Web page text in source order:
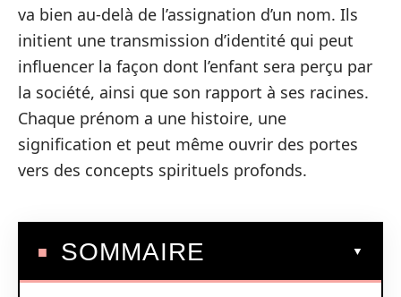
va bien au-delà de l’assignation d’un nom. Ils
initient une transmission d’identité qui peut
influencer la façon dont l’enfant sera perçu par
la société, ainsi que son rapport à ses racines.
Chaque prénom a une histoire, une
signification et peut même ouvrir des portes
vers des concepts spirituels profonds.
SOMMAIRE